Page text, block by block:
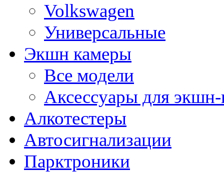
Volkswagen
Универсальные
Экшн камеры
Все модели
Аксессуары для
Алкотестеры
Автосигнализации
Парктроники